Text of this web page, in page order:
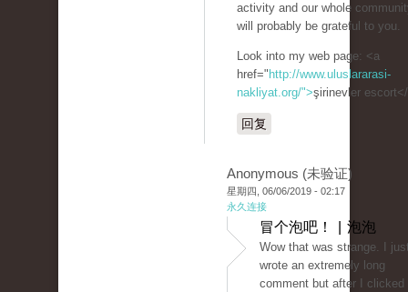
activity and our whole
will probably be grateful to you.
Look into my web page: <a
href=" http://www.uluslararasi-
nakliyat.org/">şirinevler
回复
Anonymous (未验证)
星期四, 06/06/2019 - 02:17
永久连接
冒个泡吧！ | 泡泡
Wow that was strange. I
wrote an extremely long
comment but after I clicked